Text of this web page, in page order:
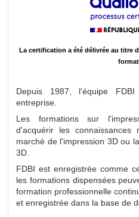
La certification a été délivrée au titre
Depuis 1987, l'équipe
entreprise.
Les formations sur
d'acquérir les connaissances
marché de l'impression 3D ou
3D.
FDBI est enregistrée comme
les formations dispensées
formation professionnelle
et enregistrée dans la base de